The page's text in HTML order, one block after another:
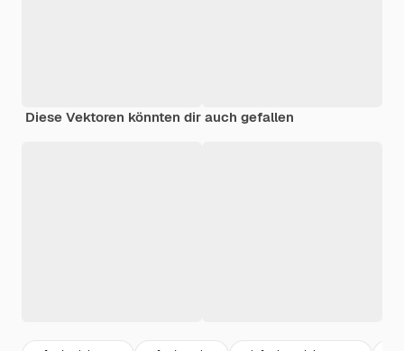
Diese Vektoren könnten dir auch gefallen